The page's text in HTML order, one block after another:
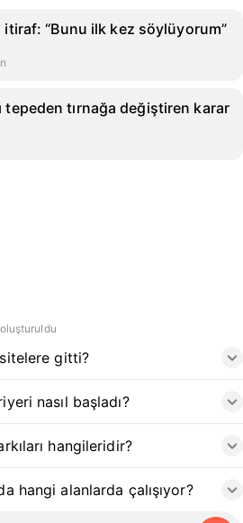
itiraf: “Bunu ilk kez söylüyorum”
tepeden tırnağa değiştiren karar
gitti?
nasıl başladı?
hangileridir?
hangi alanlarda çalışıyor?